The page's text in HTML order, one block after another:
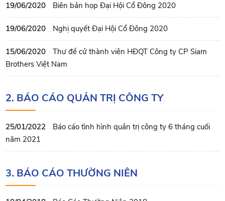
19/06/2020 Biên bản họp Đại Hội Cổ Đông 2020
19/06/2020 Nghị quyết Đại Hội Cổ Đông 2020
15/06/2020
Thư đề cử thành viên HĐQT Công ty CP Siam
Brothers Việt Nam
2. BÁO CÁO QUẢN TRỊ CÔNG TY
25/01/2022
Báo cáo tình hình quản trị công ty 6 tháng cuối
năm 2021
3. BÁO CÁO THƯỜNG NIÊN